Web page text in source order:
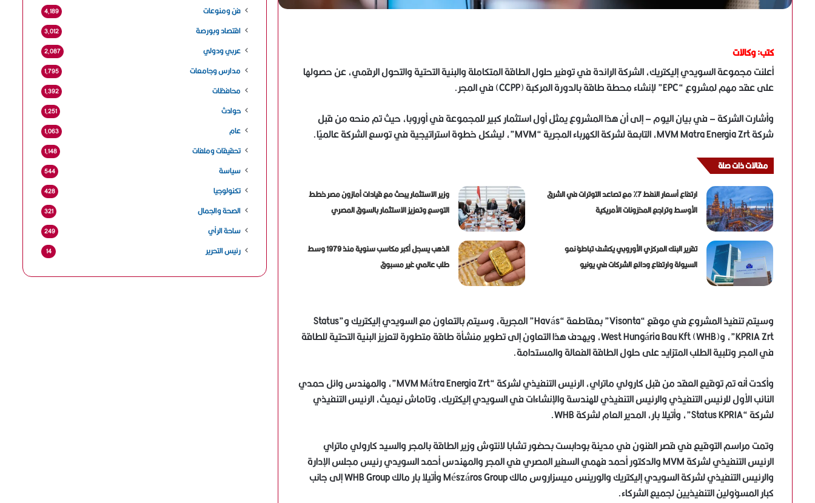
كتب: وكالات
أعلنت مجموعة السويدي إليكتريك، الشركة الرائدة في توفير حلول الطاقة المتكاملة والبنية التحتية والتحول الرقمي، عن حصولها
على عقد مهم لمشروع “EPC” لإنشاء محطة طاقة بالدورة المركبة (CCPP) في المجر.
وأشارت الشركة – في بيان اليوم – إلى أن هذا المشروع يمثل أول استثمار كبير للمجموعة في أوروبا، حيث تم منحه من قبل
شركة MVM Matra Energia Zrt، التابعة لشركة الكهرباء المجرية “MVM”، ليشكل خطوة استراتيجية في توسع الشركة عالميًا.
مقالات ذات صلة
ارتفاع أسعار النفط 7% مع تصاعد التوترات في الشرق
الأوسط وتراجع المخزونات الأمريكية
وزير الاستثمار يبحث مع قيادات أمازون مصر خطط
التوسع وتعزيز الاستثمار بالسوق المصري
تقرير البنك المركزي الأوروبي يكشف تباطؤ نمو
السيولة وارتفاع ودائع الشركات في يونيو
الذهب يسجل أكبر مكاسب سنوية منذ 1979 وسط
طلب عالمي غير مسبوق
وسيتم تنفيذ المشروع في موقع “Visonta” بمقاطعة “Havás” المجرية، وسيتم بالتعاون مع السويدي إليكتريك و”Status
KPRIA Zrt”، وWest Hungária Bau Kft (WHB)، ويهدف هذا التعاون إلى تطوير منشأة طاقة متطورة لتعزيز البنية التحتية للطاقة
في المجر وتلبية الطلب المتزايد على حلول الطاقة الفعالة والمستدامة.
وأكدت أنه تم توقيع العقد من قبل كارولي ماتراي، الرئيس التنفيذي لشركة “MVM Mátra Energia Zrt”، والمهندس وائل حمدي
النائب الأول للرئيس التنفيذي والرئيس التنفيذي للهندسة والإنشاءات في السويدي إليكتريك، وتاماش نيميث، الرئيس التنفيذي
لشركة “Status KPRIA”، وأتيلا بار، المدير العام لشركة WHB.
وتمت مراسم التوقيع في قصر الفنون في مدينة بودابست بحضور تشابا لانتوش وزير الطاقة بالمجر والسيد كارولي ماتراي
الرئيس التنفيذي لشركة MVM والدكتور أحمد فهمي السفير المصري في المجر والمهندس أحمد السويدي رئيس مجلس الإدارة
والرئيس التنفيذي لشركة السويدي إليكتريك والورينس ميسزاروس مالك Mészáros Group وأتيلا بار مالك WHB Group إلى جانب
كبار المسؤولين التنفيذيين لجميع الشركاء.
فن ومنوعات 4٬189
اقتصاد وبورصة 3٬012
عربي ودولي 2٬087
مدارس وجامعات 1٬795
محافظات 1٬392
حوادث 1٬251
عام 1٬063
تحقيقات وملفات 1٬148
سياسة 544
تكنولوجيا 428
الصحة والجمال 321
ساحة الرأي 249
رئيس التحرير 14